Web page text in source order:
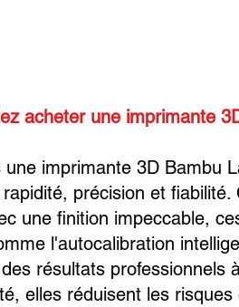
acheter une imprimante
une imprimante 3D Bambu
précision et
une finition impeccable,
l'autocalibration
résultats professionnels
elles réduisent les